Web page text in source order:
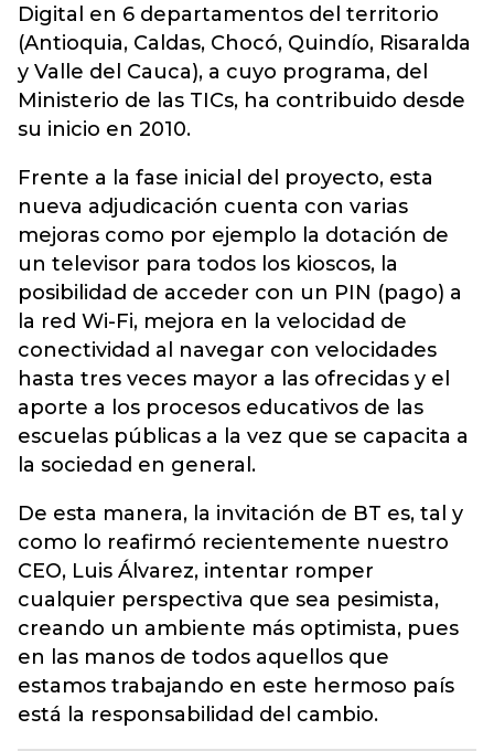
Digital en 6 departamentos del territorio
(Antioquia, Caldas, Chocó, Quindío, Risaralda
y Valle del Cauca), a cuyo programa, del
Ministerio de las TICs, ha contribuido desde
su inicio en 2010.
Frente a la fase inicial del proyecto, esta
nueva adjudicación cuenta con varias
mejoras como por ejemplo la dotación de
un televisor para todos los kioscos, la
posibilidad de acceder con un PIN (pago) a
la red Wi-Fi, mejora en la velocidad de
conectividad al navegar con velocidades
hasta tres veces mayor a las ofrecidas y el
aporte a los procesos educativos de las
escuelas públicas a la vez que se capacita a
la sociedad en general.
De esta manera, la invitación de BT es, tal y
como lo reafirmó recientemente nuestro
CEO, Luis Álvarez, intentar romper
cualquier perspectiva que sea pesimista,
creando un ambiente más optimista, pues
en las manos de todos aquellos que
estamos trabajando en este hermoso país
está la responsabilidad del cambio.